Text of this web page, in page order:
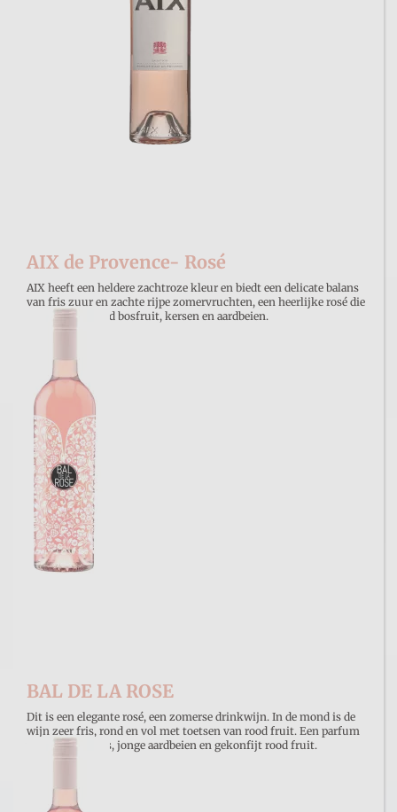
AIX de Provence- Rosé
AIX heeft een heldere zachtroze kleur en biedt een delicate balans
van fris zuur en zachte rijpe zomervruchten, een heerlijke rosé die
smaakt naar rood bosfruit, kersen en aardbeien.
Prijs per :

BAL DE LA ROSE
Dit is een elegante rosé, een zomerse drinkwijn. In de mond is de
wijn zeer fris, rond en vol met toetsen van rood fruit. Een parfum
van rode neusjes, jonge aardbeien en gekonfijt rood fruit.
Prijs per stuk